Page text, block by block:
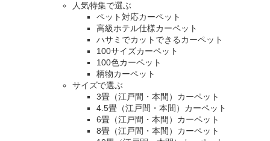
人気特集で選ぶ
ペット対応カーペット
高級ホテル仕様カーペット
ハサミでカットできるカーペット
100サイズカーペット
100色カーペット
柄物カーペット
サイズで選ぶ
3畳（江戸間・本間）カーペット
4.5畳（江戸間・本間）カーペット
6畳（江戸間・本間）カーペット
8畳（江戸間・本間）カーペット